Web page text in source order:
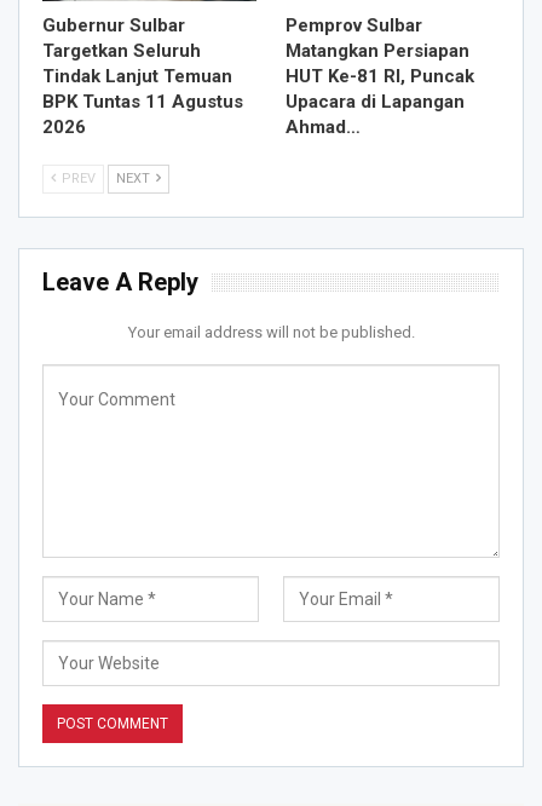
Gubernur Sulbar
Targetkan Seluruh
Tindak Lanjut Temuan
BPK Tuntas 11 Agustus
2026
Pemprov Sulbar
Matangkan Persiapan
HUT Ke-81 RI, Puncak
Upacara di Lapangan
Ahmad…
PREV NEXT
Leave A Reply
Your email address will not be published.